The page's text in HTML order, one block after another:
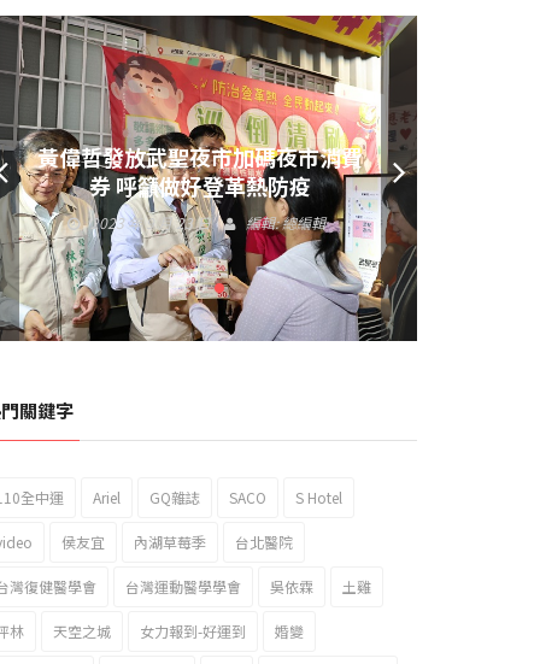
黃偉哲發放武聖夜市加碼夜市消費
券 呼籲做好登革熱防疫
2023 年 9 月 23 日 編輯:總編輯
關鍵字
全中運 Ariel GQ雜誌 SACO S Hotel
侯友宜 內湖草莓季 台北醫院
灣復健醫學會 台灣運動醫學學會 吳依霖 土雞
林 天空之城 女力報到-好運到 婚變